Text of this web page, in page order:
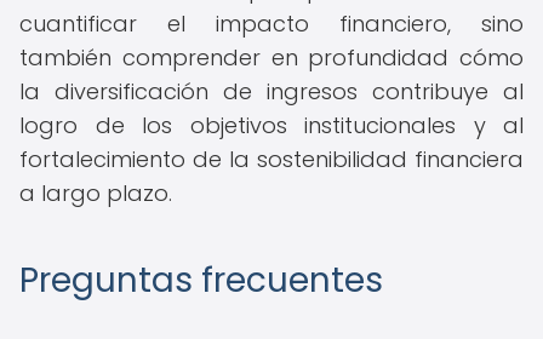
cuantificar el impacto financiero, sino
también comprender en profundidad cómo
la diversificación de ingresos contribuye al
logro de los objetivos institucionales y al
fortalecimiento de la sostenibilidad financiera
a largo plazo.
Preguntas frecuentes